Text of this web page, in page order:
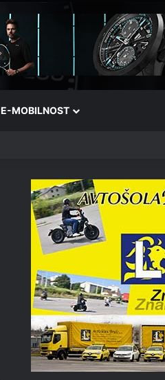
E-MOBILNOST